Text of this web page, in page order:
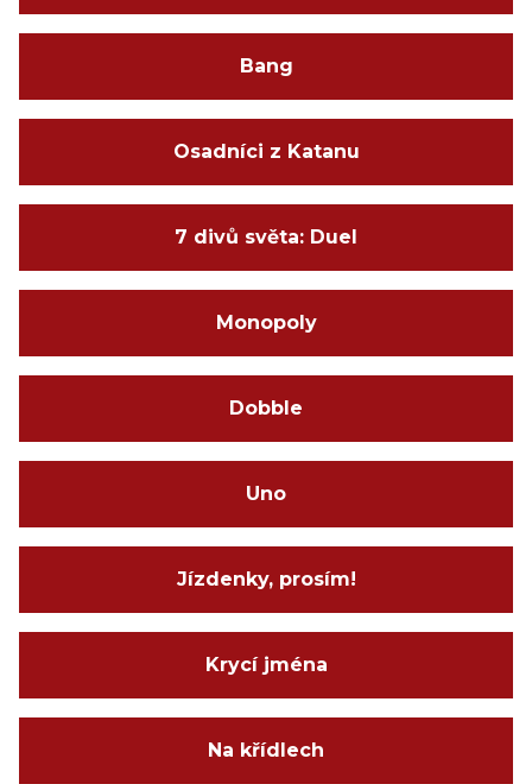
Bang
Osadníci z Katanu
7 divů světa: Duel
Monopoly
Dobble
Uno
Jízdenky, prosím!
Krycí jména
Na křídlech